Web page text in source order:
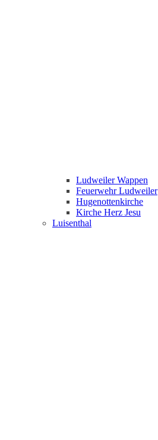
Ludweiler Wappen
Feuerwehr Ludweiler
Hugenottenkirche
Kirche Herz Jesu
Luisenthal